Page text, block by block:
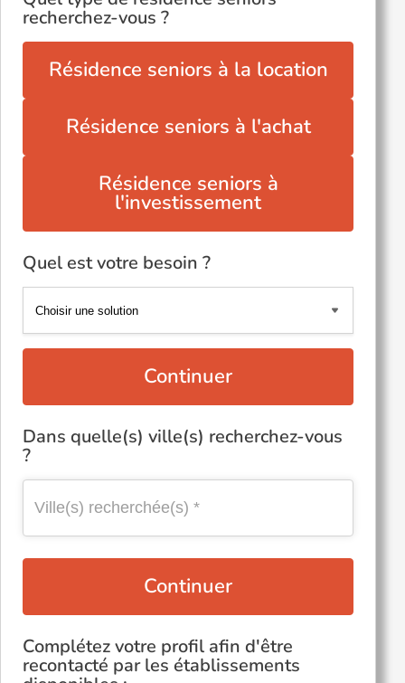
recherchez-vous ?
Résidence seniors à la location
Résidence seniors à l'achat
Résidence seniors à
l'investissement
Quel est votre besoin ?
Continuer
Dans quelle(s) ville(s) recherchez-vous
?
Continuer
Complétez votre profil afin d'être
recontacté par les établissements